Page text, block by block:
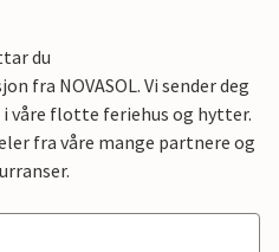
du
fra NOVASOL. Vi sender deg
våre flotte feriehus og hytter.
fra våre mange partnere og